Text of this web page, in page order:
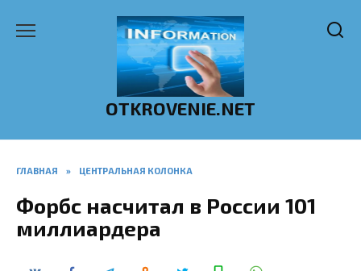
OTKROVENIE.NET
ГЛАВНАЯ » ЦЕНТРАЛЬНАЯ КОЛОНКА
Форбс насчитал в России 101
миллиардера